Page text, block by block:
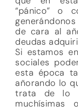
“pánico” o
de cara al
deudas
Si estamos
sociales
esta época
añorando lo
trata de lo
muchísimas